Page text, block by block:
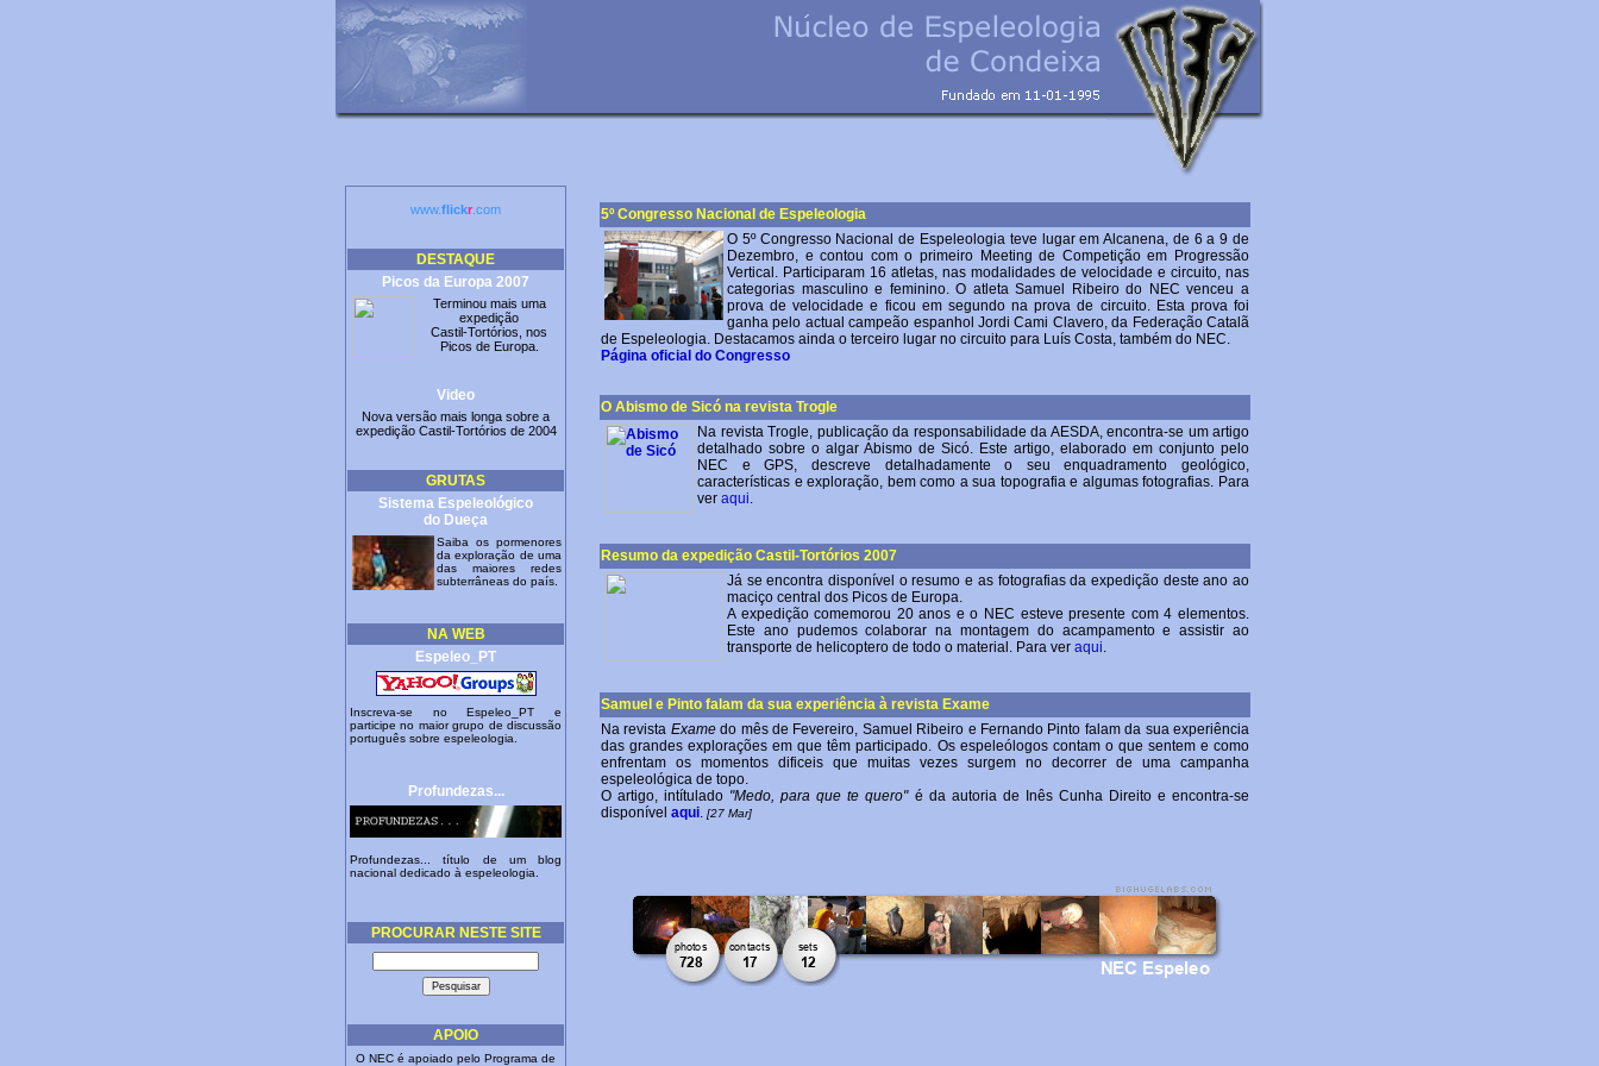
www.flickr .com
DESTAQUE
Picos da Europa 2007
Terminou mais uma
expedição
Castil-Tortórios, nos
Picos de Europa.
Video
Nova versão mais longa sobre a
expedição Castil-Tortórios de 2004
GRUTAS
Sistema Espeleológico
do Dueça
Saiba os pormenores
da exploração de uma
das maiores redes
subterrâneas do país.
NA WEB
Espeleo_PT
Inscreva-se no Espeleo_PT e
participe no maior grupo de discussão
português sobre espeleologia.
Profundezas...
Profundezas... título de um blog
nacional dedicado à espeleologia.
PROCURAR NESTE SITE
APOIO
O NEC é apoiado pelo Programa de
5º Congresso Nacional de Espeleologia
O 5º Congresso Nacional de Espeleologia teve lugar em Alcanena, de 6 a 9 de
Dezembro, e contou com o primeiro Meeting de Competição em Progressão
Vertical. Participaram 16 atletas, nas modalidades de velocidade e circuito, nas
categorias masculino e feminino. O atleta Samuel Ribeiro do NEC venceu a
prova de velocidade e ficou em segundo na prova de circuito. Esta prova foi
ganha pelo actual campeão espanhol Jordi Cami Clavero, da Federação Catalã
de Espeleologia. Destacamos ainda o terceiro lugar no circuito para Luís Costa, também do NEC.
Página oficial do Congresso
O Abismo de Sicó na revista Trogle
Na revista Trogle, publicação da responsabilidade da AESDA, encontra-se um artigo
detalhado sobre o algar Abismo de Sicó. Este artigo, elaborado em conjunto pelo
NEC e GPS, descreve detalhadamente o seu enquadramento geológico,
características e exploração, bem como a sua topografia e algumas fotografias. Para
ver aqui.
Resumo da expedição Castil-Tortórios 2007
Já se encontra disponível o resumo e as fotografias da expedição deste ano ao
maciço central dos Picos de Europa.
A expedição comemorou 20 anos e o NEC esteve presente com 4 elementos.
Este ano pudemos colaborar na montagem do acampamento e assistir ao
transporte de helicoptero de todo o material. Para ver aqui.
Samuel e Pinto falam da sua experiência à revista Exame
Na revista Examedo mês de Fevereiro, Samuel Ribeiro e Fernando Pinto falam da sua experiência
das grandes explorações em que têm participado. Os espeleólogos contam o que sentem e como
enfrentam os momentos dificeis que muitas vezes surgem no decorrer de uma campanha
espeleológica de topo.
O artigo, intítulado "Medo, para que te quero"é da autoria de Inês Cunha Direito e encontra-se
disponível aqui. [27 Mar]